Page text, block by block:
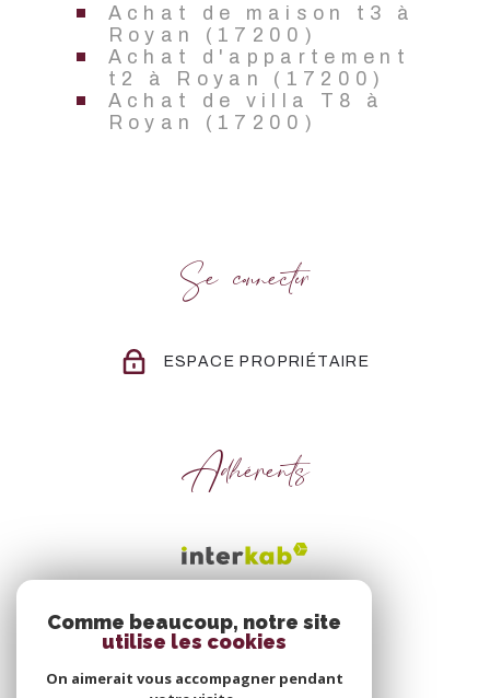
Achat de maison t3 à
Royan (17200)
Achat d'appartement
t2 à Royan (17200)
Achat de villa T8 à
Royan (17200)
Se connecter
ESPACE PROPRIÉTAIRE
Adhérents
Comme beaucoup, notre site
utilise les cookies
On aimerait vous accompagner pendant